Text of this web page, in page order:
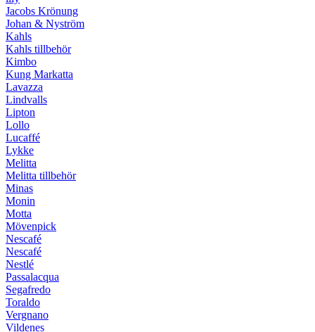
Jacobs Krönung
Johan & Nyström
Kahls
Kahls tillbehör
Kimbo
Kung Markatta
Lavazza
Lindvalls
Lipton
Lollo
Lucaffé
Lykke
Melitta
Melitta tillbehör
Minas
Monin
Motta
Mövenpick
Nescafé
Nescafé
Nestlé
Passalacqua
Segafredo
Toraldo
Vergnano
Vildenes